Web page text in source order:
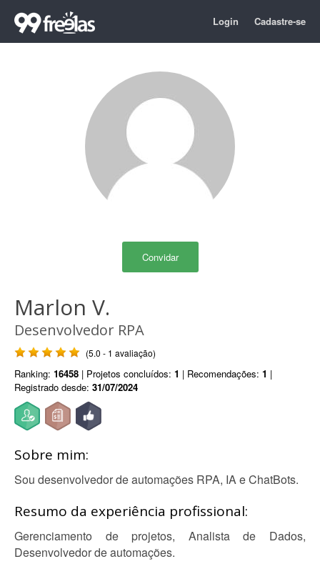
Login Cadastre-se
Convidar
Marlon V.
Desenvolvedor RPA
(5.0 - 1 avaliação)
Ranking: 16458 | Projetos concluídos: 1 | Recomendações: 1 |
Registrado desde: 31/07/2024
Sobre mim:
Sou desenvolvedor de automações RPA, IA e ChatBots.
Resumo da experiência profissional:
Gerenciamento de projetos, Analista de Dados,
Desenvolvedor de automações.